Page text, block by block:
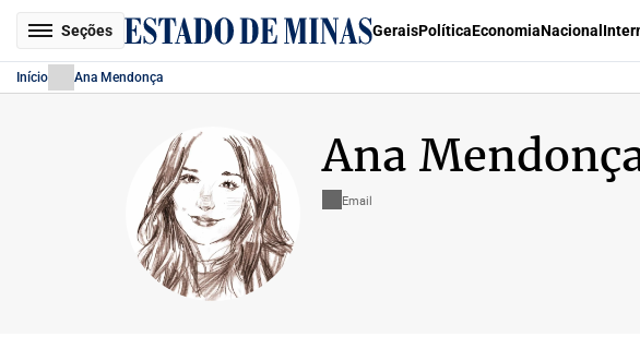
Seções GeraisPolíticaEconomiaNacional
Início Ana Mendonça
Ana
Email